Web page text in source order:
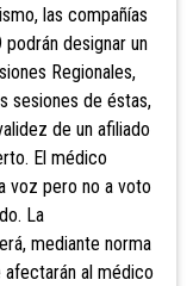
las compañías
designar un
Regionales,
sesiones de éstas,
de un afiliado
El médico
voz pero no a voto
La
mediante norma
afectarán al médico